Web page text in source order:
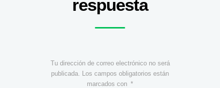
respuesta
Tu dirección de correo electrónico no será
publicada. Los campos obligatorios están
marcados con *